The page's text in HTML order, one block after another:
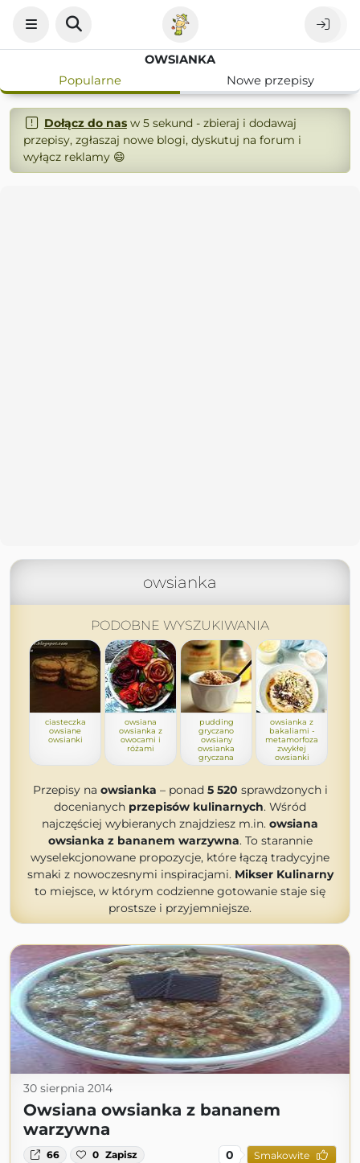
OWSIANKA
Popularne
Nowe przepisy
Dołącz do nasw 5 sekund - zbieraj i dodawaj
przepisy, zgłaszaj nowe blogi, dyskutuj na forum i
wyłącz reklamy 😄
owsianka
PODOBNE WYSZUKIWANIA
ciasteczka
owsiane
owsianki
owsiana
owsianka z
owocami i
różami
pudding
gryczano
owsiany
owsianka
gryczana
owsianka z
bakaliami -
metamorfoza
zwykłej
owsianki
Przepisy na owsianka – ponad 5 520 sprawdzonych i
docenianych przepisów kulinarnych. Wśród
najczęściej wybieranych znajdziesz m.in. owsiana
owsianka z bananem warzywna. To starannie
wyselekcjonowane propozycje, które łączą tradycyjne
smaki z nowoczesnymi inspiracjami. Mikser Kulinarny
to miejsce, w którym codzienne gotowanie staje się
prostsze i przyjemniejsze.
30 sierpnia 2014
Owsiana owsianka z bananem
warzywna
66 0 Zapisz 0 Smakowite